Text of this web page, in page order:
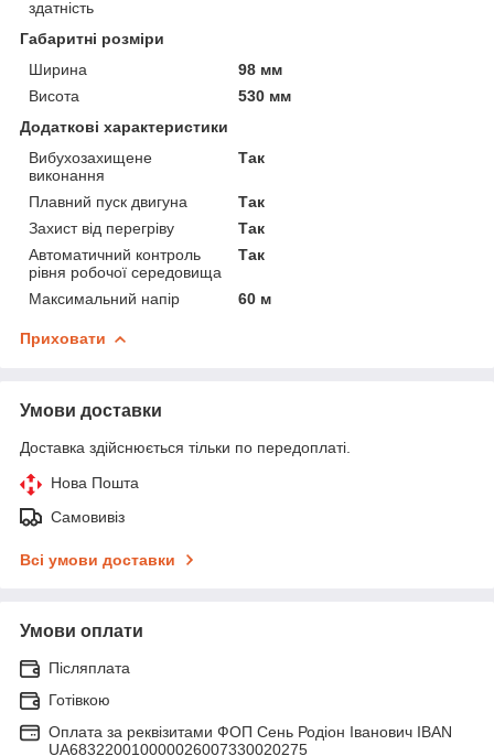
здатність
Габаритні розміри
Ширина
98 мм
Висота
530 мм
Додаткові характеристики
Вибухозахищене
виконання
Так
Плавний пуск двигуна
Так
Захист від перегріву
Так
Автоматичний контроль
рівня робочої середовища
Так
Максимальний напір 60 м
Приховати
Умови доставки
Доставка здійснюється тільки по передоплаті.
Нова Пошта
Самовивіз
Всі умови доставки
Умови оплати
Післяплата
Готівкою
Оплата за реквізитами ФОП Сень Родіон Іванович IBAN
UA683220010000026007330020275